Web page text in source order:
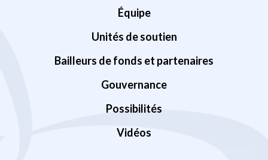
Équipe
Unités de soutien
Bailleurs de fonds et partenaires
Gouvernance
Possibilités
Vidéos